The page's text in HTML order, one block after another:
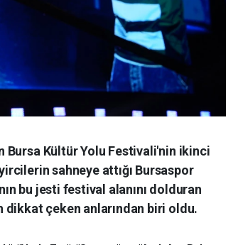
Bursa Kültür Yolu Festivali'nin ikinci
sahneye attığı Bursaspor
bu jesti festival alanını dolduran
dikkat çeken anlarından biri oldu.